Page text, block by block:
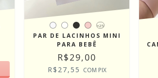
+25
PAR DE LACINHOS MINI
PARA BEBÊ
R$29,00
R$27,55 COM PIX